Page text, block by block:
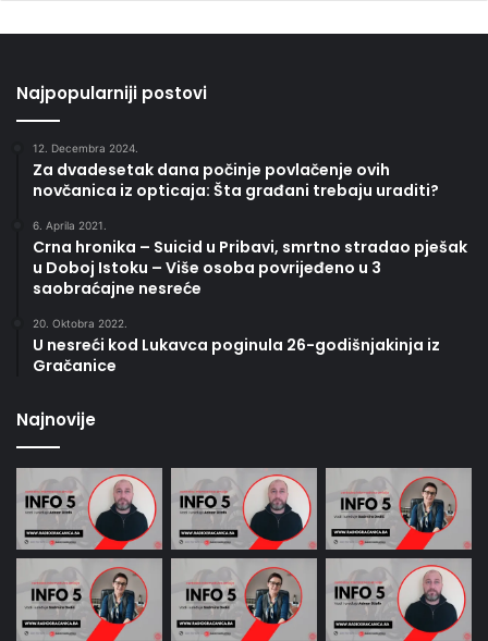
Najpopularniji postovi
12. Decembra 2024.
Za dvadesetak dana počinje povlačenje ovih
novčanica iz opticaja: Šta građani trebaju uraditi?
6. Aprila 2021.
Crna hronika – Suicid u Pribavi, smrtno stradao pješak
u Doboj Istoku – Više osoba povrijeđeno u 3
saobraćajne nesreće
20. Oktobra 2022.
U nesreći kod Lukavca poginula 26-godišnjakinja iz
Gračanice
Najnovije